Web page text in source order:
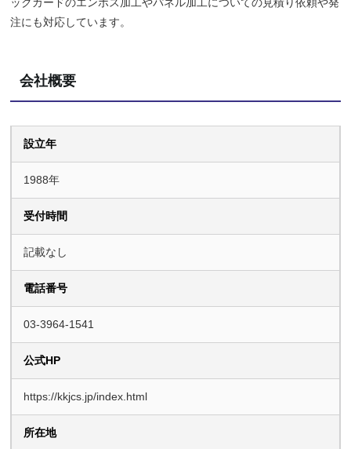
注にも対応しています。
会社概要
設立年
1988年
受付時間
記載なし
電話番号
03-3964-1541
公式HP
https://kkjcs.jp/index.html
所在地